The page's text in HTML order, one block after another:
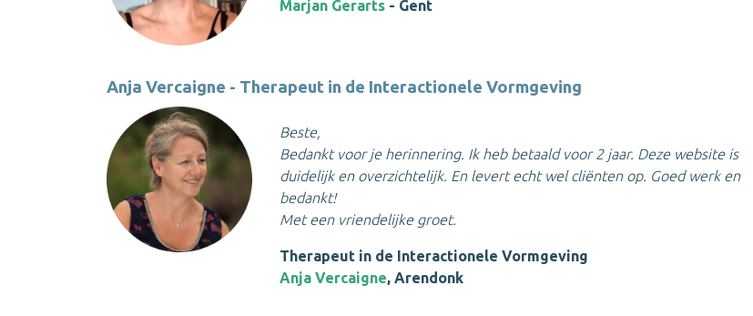
Marjan Gerarts - Gent
Anja Vercaigne - Therapeut in de Interactionele Vormgeving
Beste,
Bedankt voor je herinnering. Ik heb betaald voor 2 jaar. Deze website is
duidelijk en overzichtelijk. En levert echt wel cliënten op. Goed werk en
bedankt!
Met een vriendelijke groet.
Therapeut in de Interactionele Vormgeving
Anja Vercaigne, Arendonk